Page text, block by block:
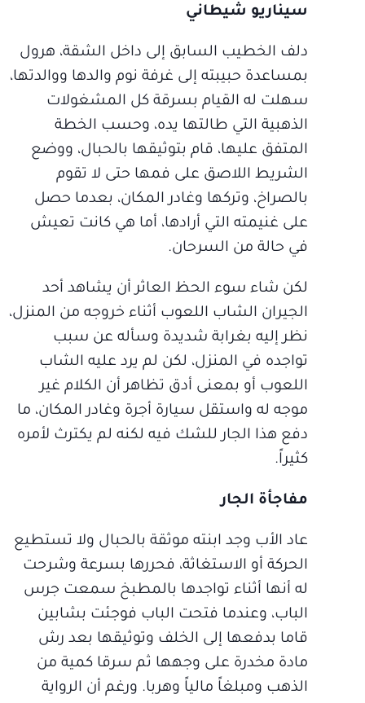
سيناريو شيطاني
دلف الخطيب السابق إلى داخل الشقة، هرول
بمساعدة حبيبته إلى غرفة نوم والدها ووالدتها،
سهلت له القيام بسرقة كل المشغولات
الذهبية التي طالتها يده، وحسب الخطة
المتفق عليها، قام بتوثيقها بالحبال، ووضع
الشريط اللاصق على فمها حتى لا تقوم
بالصراخ، وتركها وغادر المكان، بعدما حصل
على غنيمته التي أرادها، أما هي كانت تعيش
في حالة من السرحان.
لكن شاء سوء الحظ العاثر أن يشاهد أحد
الجيران الشاب اللعوب أثناء خروجه من المنزل،
نظر إليه بغرابة شديدة وسأله عن سبب
تواجده في المنزل، لكن لم يرد عليه الشاب
اللعوب أو بمعنى أدق تظاهر أن الكلام غير
موجه له واستقل سيارة أجرة وغادر المكان، ما
دفع هذا الجار للشك فيه لكنه لم يكترث لأمره
كثيراً.
مفاجأة الجار
عاد الأب وجد ابنته موثقة بالحبال ولا تستطيع
الحركة أو الاستغاثة، فحررها بسرعة وشرحت
له أنها أثناء تواجدها بالمطبخ سمعت جرس
الباب، وعندما فتحت الباب فوجئت بشابين
قاما بدفعها إلى الخلف وتوثيقها بعد رش
مادة مخدرة على وجهها ثم سرقا كمية من
الذهب ومبلغاً مالياً وهربا. ورغم أن الرواية